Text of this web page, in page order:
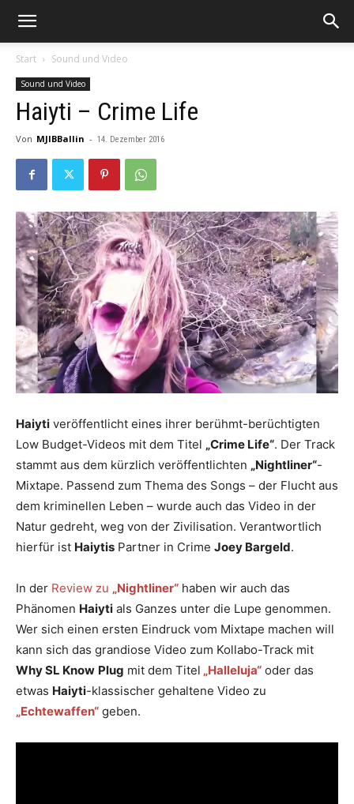
Start Sound und Video
Sound und Video
Haiyti – Crime Life
Von MJIBBallin - 14. Dezember 2016
Haiyti veröffentlicht eines ihrer berühmt-berüchtigten
Low Budget-Videos mit dem Titel „Crime Life“. Der Track
stammt aus dem kürzlich veröffentlichten „Nightliner“-
Mixtape. Passend zum Thema des Songs – der Flucht aus
dem kriminellen Leben – wurde auch das Video in der
Natur gedreht, weg von der Zivilisation. Verantwortlich
hierfür ist Haiytis Partner in Crime Joey Bargeld.
In der Review zu „Nightliner“ haben wir auch das
Phänomen Haiyti als Ganzes unter die Lupe genommen.
Wer sich einen ersten Eindruck vom Mixtape machen will
kann sich das grandiose Video zum Kollabo-Track mit
Why SL Know Plug mit dem Titel „Halleluja“ oder das
etwas Haiyti-klassischer gehaltene Video zu
„Echtewaffen“ geben.